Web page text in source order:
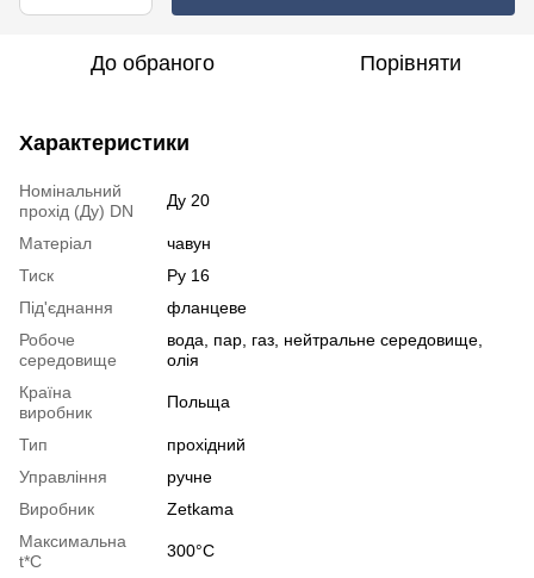
До обраного Порівняти
Характеристики
Номінальний
прохід (Ду) DN
Ду 20
Матеріал
чавун
Тиск
Ру 16
Під'єднання
фланцеве
Робоче
середовище
вода, пар, газ, нейтральне середовище,
олія
Країна
виробник
Польща
Тип
прохідний
Управління
ручне
Виробник
Zetkama
Максимальна
t*C
300°С